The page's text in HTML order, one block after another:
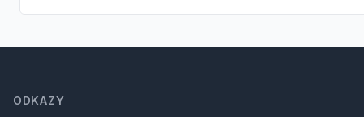
ODKAZY